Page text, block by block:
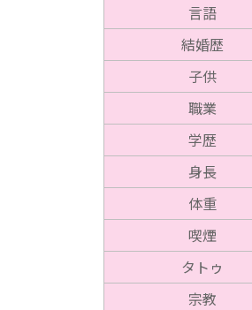
言語
結婚歴
子供
職業
学歴
身長
体重
喫煙
タトゥ
宗教